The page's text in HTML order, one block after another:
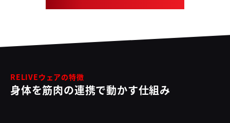
RELIVEウェアの特徴
身体を筋肉の連携で動かす仕組み